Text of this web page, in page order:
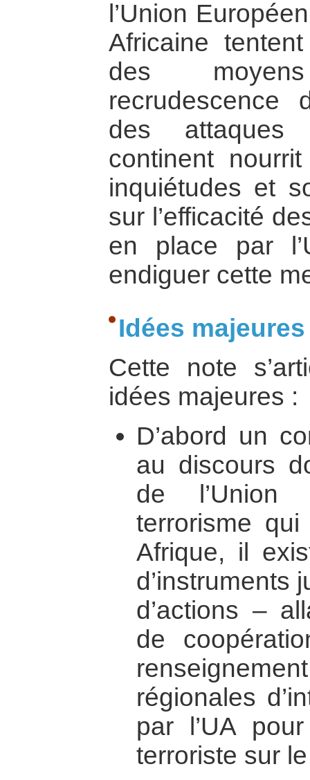
l’Union
Africaine
des
recrudescence
des
continent
inquiétudes et
sur l’efficacité
en place par
endiguer cette
Idées majeures
Cette note
idées majeures :
D’abord un
au discours
de l’Union
terrorisme
Afrique, il
d’instruments
d’actions –
de
régionales
par l’UA
terroriste sur